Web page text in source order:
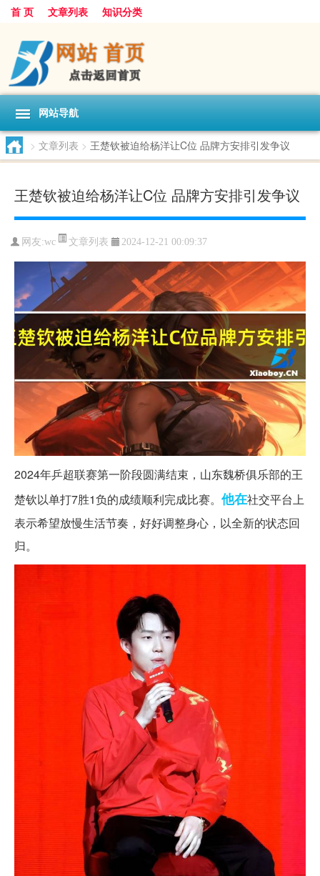
首 页 文章列表 知识分类
网站导航
> 文章列表 > 王楚钦被迫给杨洋让C位 品牌方安排引发争议
王楚钦被迫给杨洋让C位 品牌方安排引发争议
网友:wc 文章列表 2024-12-21 00:09:37
2024年乒超联赛第一阶段圆满结束，山东魏桥俱乐部的王
楚钦以单打7胜1负的成绩顺利完成比赛。 他在社交平台上
表示希望放慢生活节奏，好好调整身心，以全新的状态回
归。